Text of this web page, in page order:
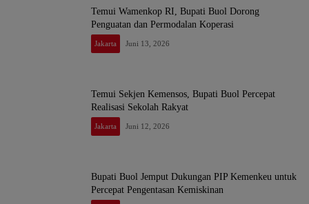
Temui Wamenkop RI, Bupati Buol Dorong
Penguatan dan Permodalan Koperasi
Jakarta Juni 13, 2026
Temui Sekjen Kemensos, Bupati Buol Percepat
Realisasi Sekolah Rakyat
Jakarta Juni 12, 2026
Bupati Buol Jemput Dukungan PIP Kemenkeu untuk
Percepat Pengentasan Kemiskinan